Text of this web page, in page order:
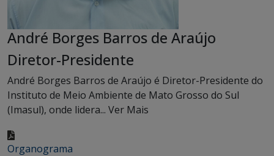
André Borges Barros de Araújo
Diretor-Presidente
André Borges Barros de Araújo é Diretor-Presidente do
Instituto de Meio Ambiente de Mato Grosso do Sul
(Imasul), onde lidera... Ver Mais
Organograma